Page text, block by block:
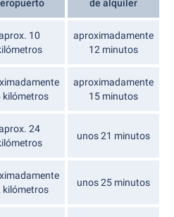
de alquiler
10
aproximadamente
12 minutos
kilómetros
aproximadamente
15 minutos
24
unos 21 minutos
kilómetros
unos 25 minutos